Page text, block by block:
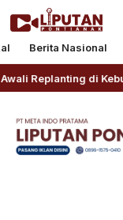
Berita Nasional
di Kebun Kembayan